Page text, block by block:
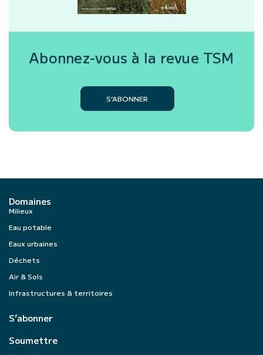
Abonnez-vous à la revue TSM
S’ABONNER
Domaines
Milieux
Eau potable
Eaux urbaines
Déchets
Air & Sols
Infrastructures & territoires
S’abonner
Soumettre